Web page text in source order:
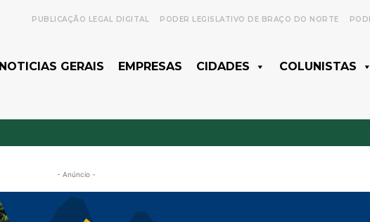
PUBLICAÇÃO LEGAL DIGITAL PODER LEGISLATIVO DE BRAÇO DO NORTE
NOTICIAS GERAIS EMPRESAS CIDADES COLUNISTAS
- Anúncio -